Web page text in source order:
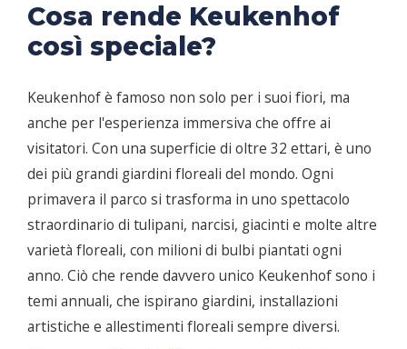
Cosa rende Keukenhof
così speciale?
Keukenhof è famoso non solo per i suoi fiori, ma
anche per l'esperienza immersiva che offre ai
visitatori. Con una superficie di oltre 32 ettari, è uno
dei più grandi giardini floreali del mondo. Ogni
primavera il parco si trasforma in uno spettacolo
straordinario di tulipani, narcisi, giacinti e molte altre
varietà floreali, con milioni di bulbi piantati ogni
anno. Ciò che rende davvero unico Keukenhof sono i
temi annuali, che ispirano giardini, installazioni
artistiche e allestimenti floreali sempre diversi.